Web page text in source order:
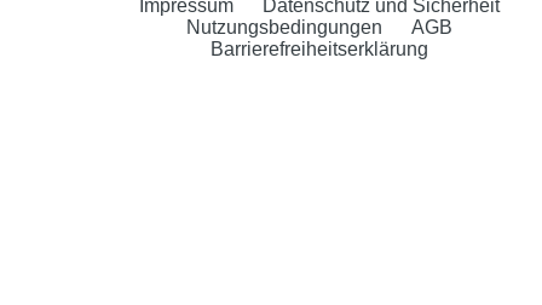
Impressum
Datenschutz und Sicherheit
Nutzungsbedingungen
AGB
Barrierefreiheitserklärung